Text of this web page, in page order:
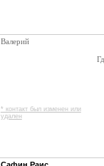
Валерий
* контакт был изменен или
удален